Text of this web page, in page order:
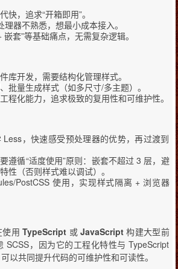
快，追求“开箱即用”。
理器不熟悉，想最小成本接入。
套”等基础痛点，无需复杂逻辑。
库开发，需要结构化管理样式。
批量生成样式（如多尺寸/多主题）。
程化能力，追求极致的复用性和可维护性。
Less，快速感受预处理器的优势，再过渡到
遵循“适度使用”原则：嵌套不超过 3 层，避
性（否则样式难以调试）。
PostCSS 使用，实现样式隔离 + 浏览器
使用TypeScript 或JavaScript 构建大型前
SCSS，因为它的工程化特性与 TypeScript
以共同提升代码的可维护性和可读性。